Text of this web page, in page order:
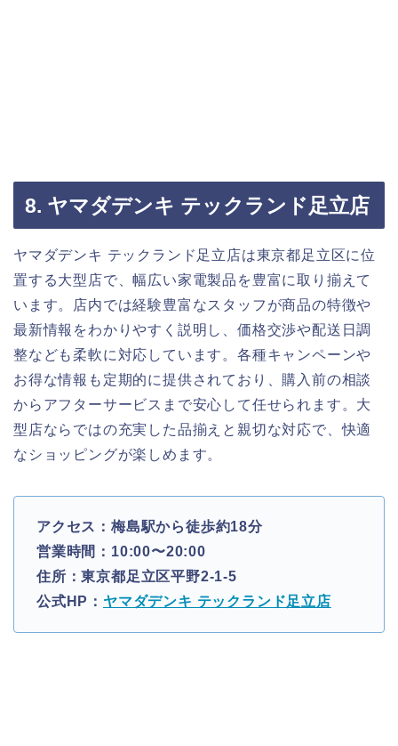
8. ヤマダデンキ テックランド足立店
ヤマダデンキ テックランド足立店は東京都足立区に位
置する大型店で、幅広い家電製品を豊富に取り揃えて
います。店内では経験豊富なスタッフが商品の特徴や
最新情報をわかりやすく説明し、価格交渉や配送日調
整なども柔軟に対応しています。各種キャンペーンや
お得な情報も定期的に提供されており、購入前の相談
からアフターサービスまで安心して任せられます。大
型店ならではの充実した品揃えと親切な対応で、快適
なショッピングが楽しめます。
アクセス：梅島駅から徒歩約18分
営業時間：10:00〜20:00
住所：東京都足立区平野2-1-5
公式HP： ヤマダデンキ テックランド足立店